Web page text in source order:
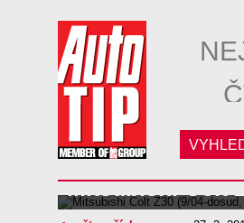
Mitsubishi Colt